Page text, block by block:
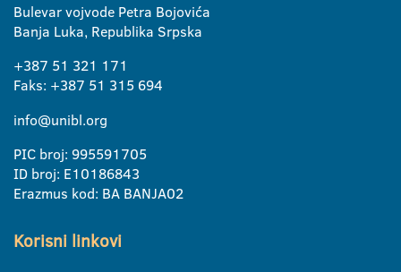
Bulevar vojvode Petra Bojovića
Banja Luka, Republika Srpska
+387 51 321 171
Faks: +387 51 315 694
info@unibl.org
PIC broj: 995591705
ID broj: E10186843
Erazmus kod: BA BANJA02
Korisni linkovi